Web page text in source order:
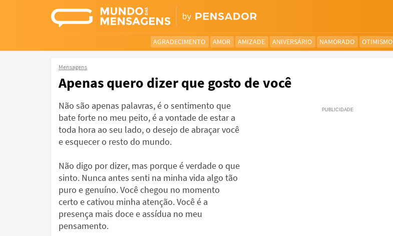
AGRADECIMENTO AMOR AMIZADE ANIVERSÁRIO NAMORADO OTIMISMO
Mensagens
Apenas quero dizer que gosto de você
Não são apenas palavras, é o sentimento que
bate forte no meu peito, é a vontade de estar a
toda hora ao seu lado, o desejo de abraçar você
e esquecer o resto do mundo.
Não digo por dizer, mas porque é verdade o que
sinto. Nunca antes senti na minha vida algo tão
puro e genuíno. Você chegou no momento
certo e cativou minha atenção. Você é a
presença mais doce e assídua no meu
pensamento.